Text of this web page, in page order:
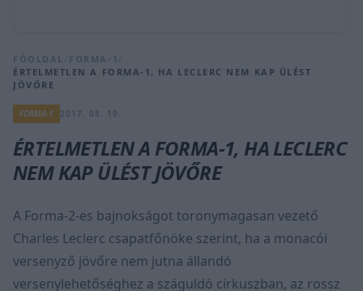
FŐOLDAL FORMA-1
ÉRTELMETLEN A FORMA-1, HA LECLERC NEM KAP ÜLÉST
JÖVŐRE
FORMA-1
ÉRTELMETLEN A FORMA-1, HA LECLERC
NEM KAP ÜLÉST JÖVŐRE
A Forma-2-es bajnokságot toronymagasan vezető
Charles Leclerc csapatfőnöke szerint, ha a monacói
versenyző jövőre nem jutna állandó
versenylehetőséghez a száguldó cirkuszban, az rossz